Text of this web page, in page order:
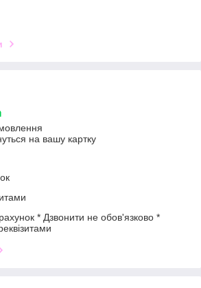
на вашу картку
* Дзвонити не обов'язково *